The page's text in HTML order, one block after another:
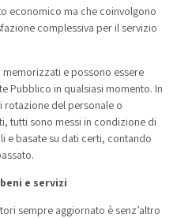
economico ma che coinvolgono
complessiva per il servizio
e possono essere
Pubblico in qualsiasi momento. In
rotazione del personale o
tutti sono messi in condizione di
e basate su dati certi, contando
e servizi
sempre aggiornato è senz’altro